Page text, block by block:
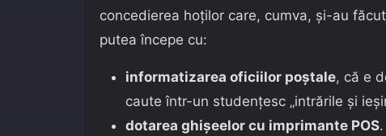
concedierea hoților care, cumva, și-au
putea începe cu:
informatizarea oficiilor poștale, că e
caute într-un studențesc „intrările și
dotarea ghișeelor cu imprimante POS